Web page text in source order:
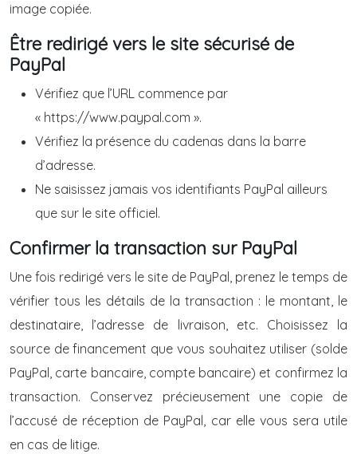
image copiée.
Être redirigé vers le site sécurisé de
PayPal
Vérifiez que l’URL commence par
« https://www.paypal.com ».
Vérifiez la présence du cadenas dans la barre
d’adresse.
Ne saisissez jamais vos identifiants PayPal ailleurs
que sur le site officiel.
Confirmer la transaction sur PayPal
Une fois redirigé vers le site de PayPal, prenez le temps de
vérifier tous les détails de la transaction : le montant, le
destinataire, l’adresse de livraison, etc. Choisissez la
source de financement que vous souhaitez utiliser (solde
PayPal, carte bancaire, compte bancaire) et confirmez la
transaction. Conservez précieusement une copie de
l’accusé de réception de PayPal, car elle vous sera utile
en cas de litige.